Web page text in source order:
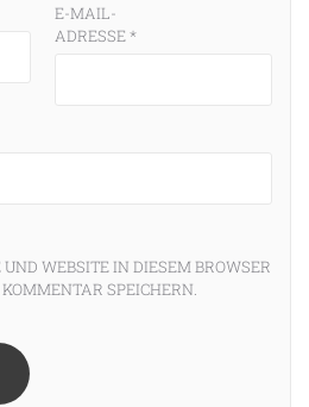
E-MAIL-
ADRESSE*
WEBSITE IN DIESEM BROWSER
SPEICHERN.